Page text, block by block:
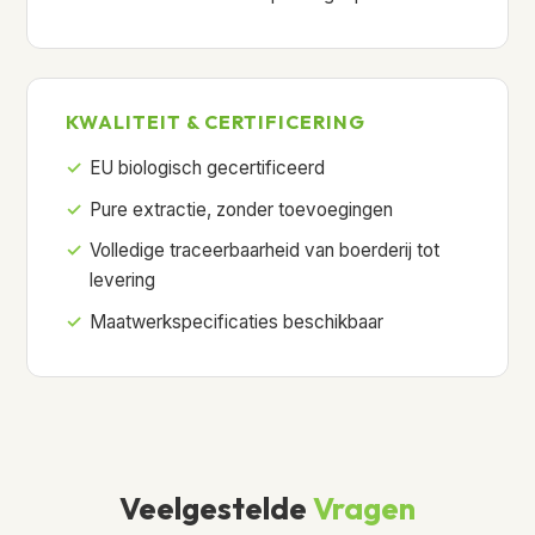
KWALITEIT & CERTIFICERING
EU biologisch gecertificeerd
Pure extractie, zonder toevoegingen
Volledige traceerbaarheid van boerderij tot
levering
Maatwerkspecificaties beschikbaar
VeelgesteldeVragen